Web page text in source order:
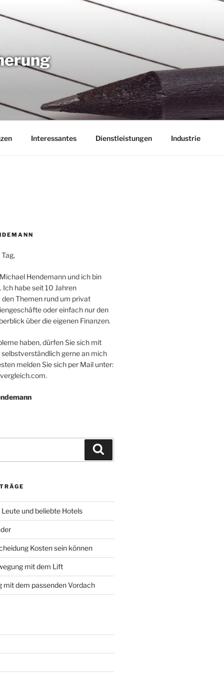
Interessantes Dienstleistungen Industrie
Hendemann und ich bin
. Ich habe seit 10 Jahren
Themen rund um privat
oder einfach nur den
über die eigenen Finanzen.
haben, dürfen Sie sich mit
gerne an mich
melden Sie sich per Mail unter:
und beliebte Hotels
Kosten sein können
mit dem Lift
mit dem passenden Vordach